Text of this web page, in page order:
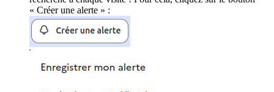
« Créer une alerte » :